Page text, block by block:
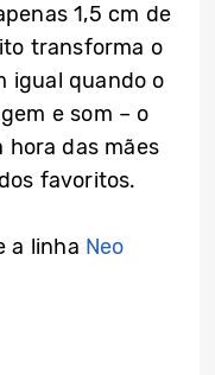
1,5 cm de
transforma o
igual quando o
e som – o
das mães
favoritos.
a linha Neo